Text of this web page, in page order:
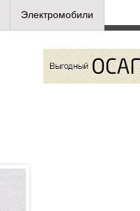
Электромобили